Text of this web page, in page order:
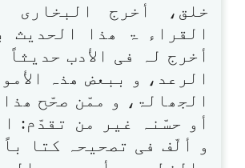
خلق، أخرج البخاری
القراء ۃ ھذا الحدیث
أخرج لہ فی الأدب حدیثاً
الرعد، و ببعض ھذہ
الجھالۃ، و ممّن صحّح
أو حسّنہ غیر من تقدّم:
و ألّف فی تصحیحہ کتا باً